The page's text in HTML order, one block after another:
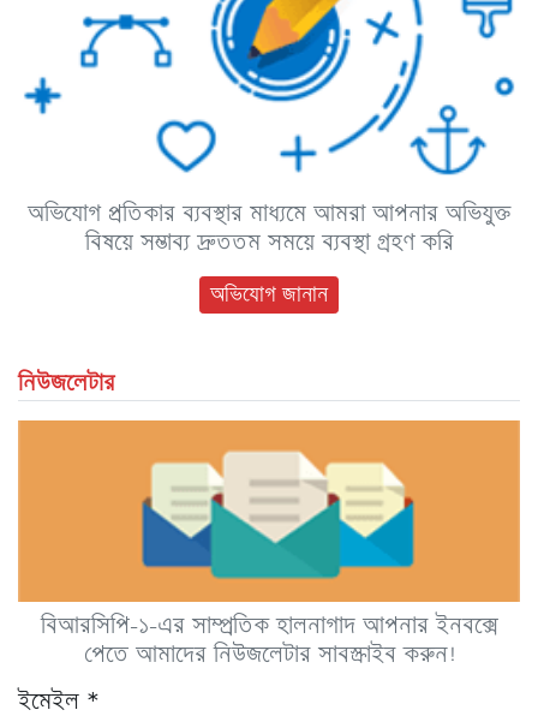
অভিযোগ প্রতিকার ব্যবস্থার মাধ্যমে আমরা আপনার অভিযুক্ত
বিষয়ে সম্ভাব্য দ্রুততম সময়ে ব্যবস্থা গ্রহণ করি
অভিযোগ জানান
নিউজলেটার
বিআরসিপি-১-এর সাম্প্রতিক হালনাগাদ আপনার ইনবক্সে
পেতে আমাদের নিউজলেটার সাবস্ক্রাইব করুন!
ইমেইল *